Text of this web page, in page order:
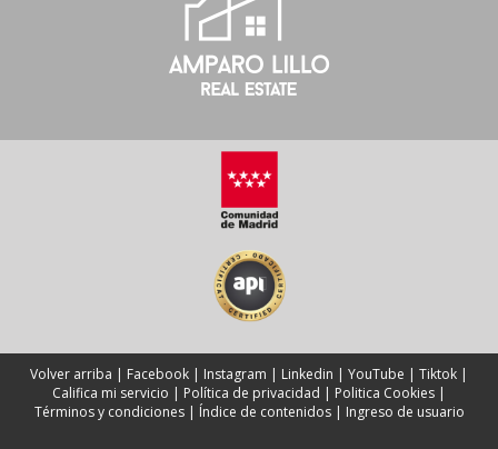
Volver arriba | Facebook | Instagram | Linkedin | YouTube | Tiktok |
Califica mi servicio | Política de privacidad | Politica Cookies |
Términos y condiciones| Índice de contenidos| Ingreso de usuario